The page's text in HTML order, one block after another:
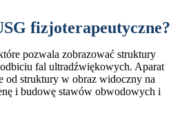
fizjoterapeutyczne?
pozwala zobrazować struktury
fal ultradźwiękowych. Aparat
od struktury w obraz widoczny na
i budowę stawów obwodowych i